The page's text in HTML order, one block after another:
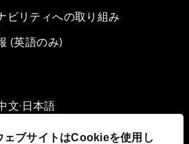
ェブサイトはCookieを使用し
ビリティへの取り組み
(英語のみ)
文▪ 日本語